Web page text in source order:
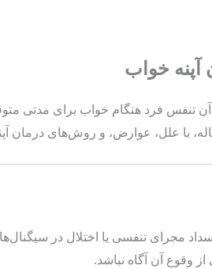
خواب
تنفس فرد هنگام خواب برای مدتی
با علل، عوارض، و روش‌های درمان
مجرای تنفسی یا اختلال در
وقوع آن آگاه نباشد.